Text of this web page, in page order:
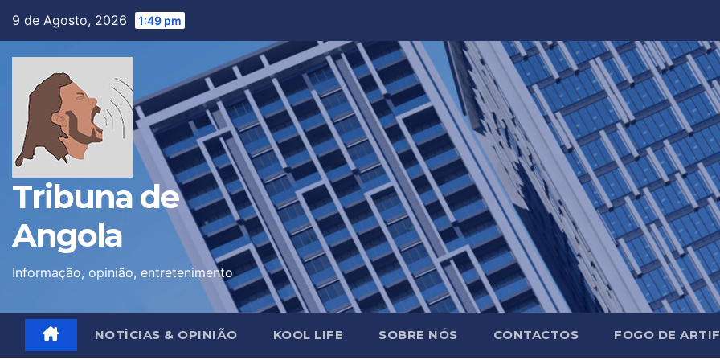
9 de Agosto, 2026 1:49 pm
Tribuna de
Angola
Informação, opinião, entretenimento
NOTÍCIAS & OPINIÃO KOOL LIFE SOBRE NÓS CONTACTOS FOGO DE